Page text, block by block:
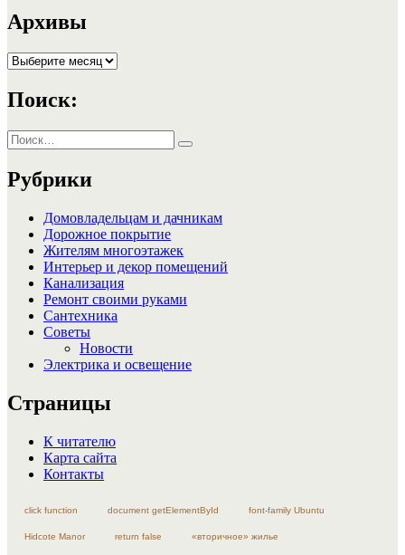
Архивы
Архивы
Поиск:
Искать:
Поиск
Рубрики
Домовладельцам и дачникам
Дорожное покрытие
Жителям многоэтажек
Интерьер и декор помещений
Канализация
Ремонт своими руками
Сантехника
Советы
Новости
Электрика и освещение
Страницы
К читателю
Карта сайта
Контакты
click function document getElementById font-family Ubuntu
Hidcote Manor return false «вторичное» жилье